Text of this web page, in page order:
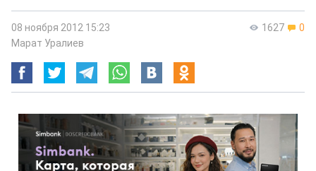
1627 0
08 ноября 2012 15:23
Марат Уралиев